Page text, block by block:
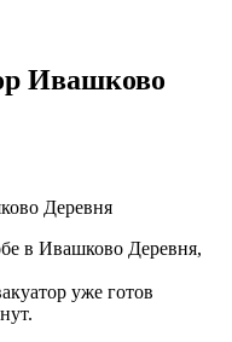
Ивашково
Деревня
в Ивашково Деревня,
уже готов